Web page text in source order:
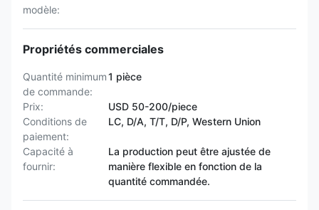
modèle:
Propriétés commerciales
Quantité minimum
de commande:
1 pièce
Prix:
USD 50-200/piece
Conditions de
paiement:
LC, D/A, T/T, D/P, Western Union
Capacité à
fournir:
La production peut être ajustée de
manière flexible en fonction de la
quantité commandée.